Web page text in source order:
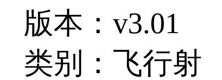
版本：v3.01
类别：飞行射